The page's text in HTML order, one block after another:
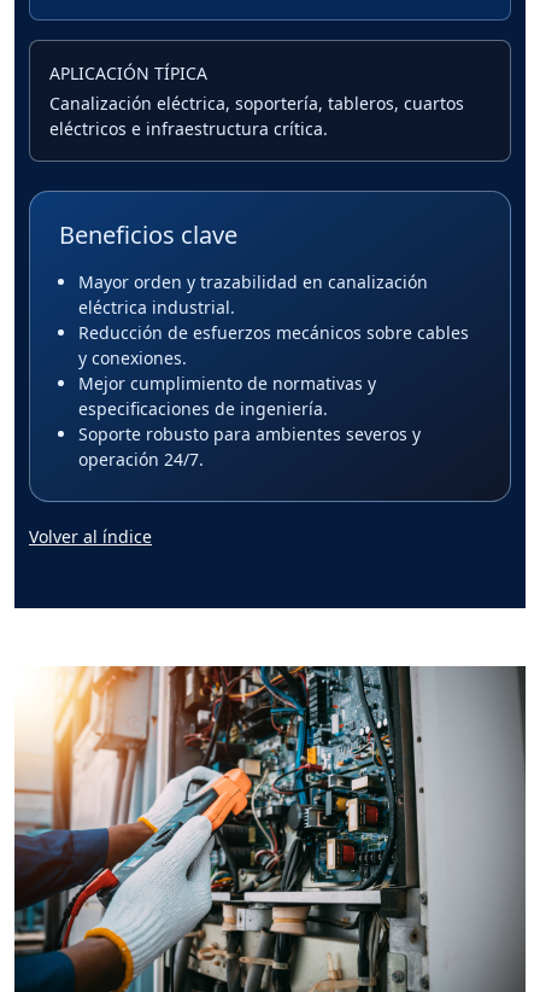
APLICACIÓN TÍPICA
Canalización eléctrica, soportería, tableros, cuartos
eléctricos e infraestructura crítica.
Beneficios clave
Mayor orden y trazabilidad en canalización
eléctrica industrial.
Reducción de esfuerzos mecánicos sobre cables
y conexiones.
Mejor cumplimiento de normativas y
especificaciones de ingeniería.
Soporte robusto para ambientes severos y
operación 24/7.
Volver al índice